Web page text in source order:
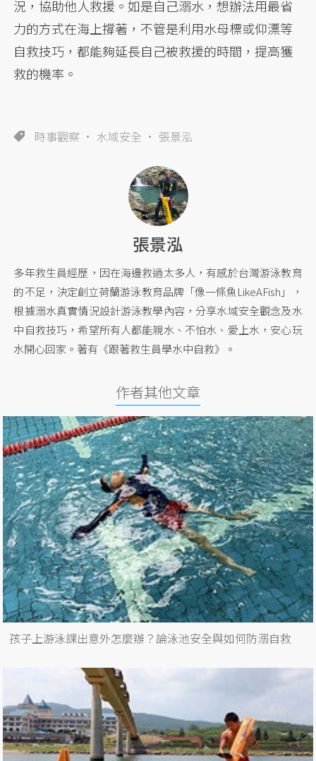
況，協助他人救援。如是自己溺水，想辦法用最省
力的方式在海上撐著，不管是利用水母標或仰漂等
自救技巧，都能夠延長自己被救援的時間，提高獲
救的機率。
時事觀察 水域安全 張景泓
張景泓
多年救生員經歷，因在海邊救過太多人，有感於台灣游泳教育
的不足，決定創立荷蘭游泳教育品牌「像一條魚LikeAFish」，
根據溺水真實情況設計游泳教學內容，分享水域安全觀念及水
中自救技巧，希望所有人都能親水、不怕水、愛上水，安心玩
水開心回家。著有《跟著救生員學水中自救》。
作者其他文章
孩子上游泳課出意外怎麼辦？論泳池安全與如何防溺自救